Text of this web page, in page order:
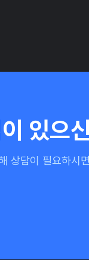
있으
상담이 필요하시면